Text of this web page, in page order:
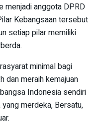
menjadi anggota DPRD
Kebangsaan tersebut
setiap pilar memiliki
minimal bagi
dan meraih kemajuan
Indonesia sendiri
merdeka, Bersatu,